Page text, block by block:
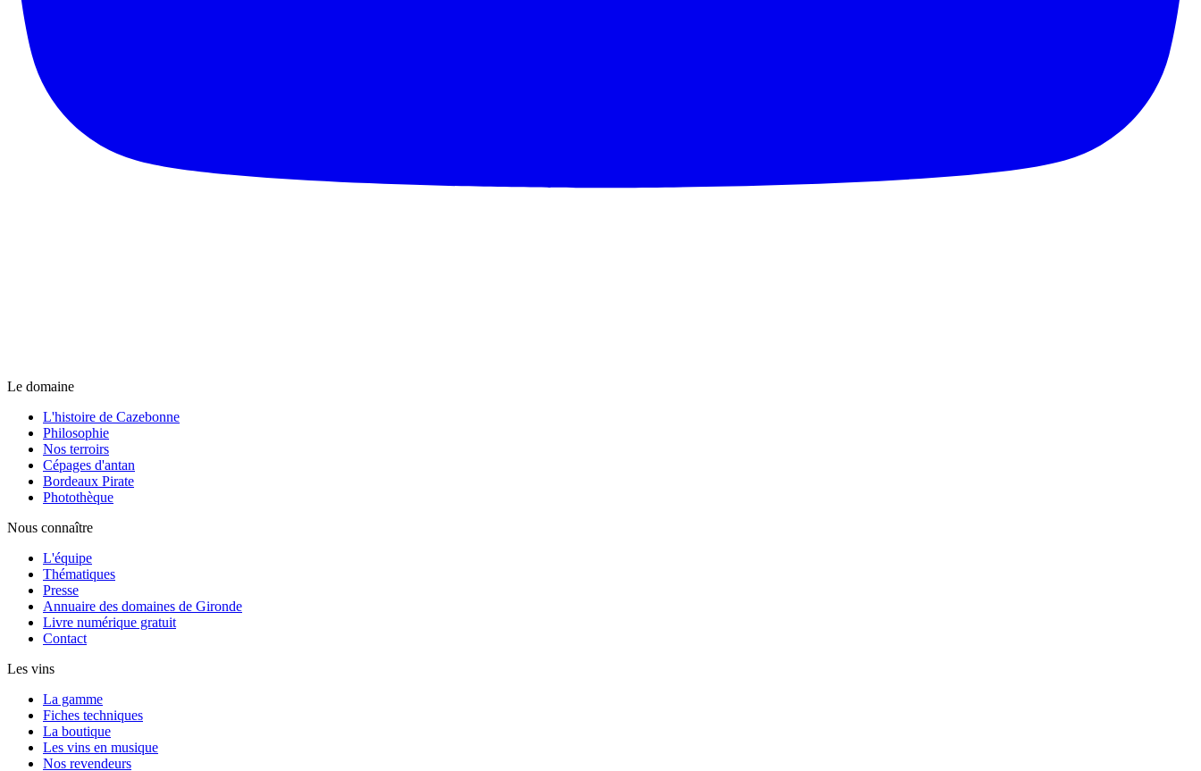
Le domaine
L'histoire de Cazebonne
Philosophie
Nos terroirs
Cépages d'antan
Bordeaux Pirate
Photothèque
Nous connaître
L'équipe
Thématiques
Presse
Annuaire des domaines de Gironde
Livre numérique gratuit
Contact
Les vins
La gamme
Fiches techniques
La boutique
Les vins en musique
Nos revendeurs